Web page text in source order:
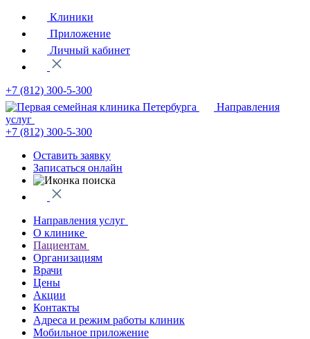
Клиники
Приложение
Личный кабинет
+7 (812) 300-5-300
Направления
услуг
+7 (812) 300-5-300
Оставить заявку
Записаться онлайн
Направления услуг
О клинике
Пациентам
Организациям
Врачи
Цены
Акции
Контакты
Адреса и режим работы клиник
Мобильное приложение